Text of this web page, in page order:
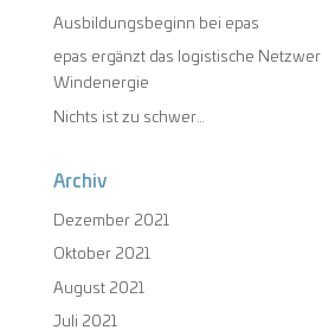
Ausbildungsbeginn bei epas
epas ergänzt das logistische
Windenergie
Nichts ist zu schwer…
Archiv
Dezember 2021
Oktober 2021
August 2021
Juli 2021